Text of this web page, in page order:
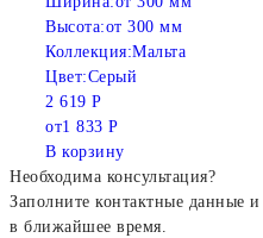
Высота:от 300 мм
Коллекция:Мальта
Цвет:Серый
2 619 Р
от1 833 Р
В корзину
Необходима консультация?
Заполните контактные данные
в ближайшее время.